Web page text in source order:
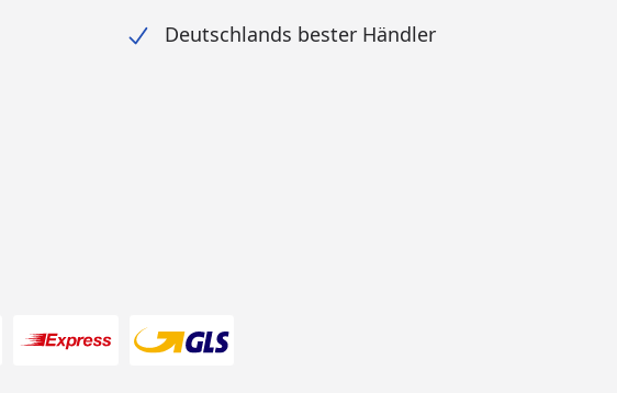
Deutschlands bester Händler